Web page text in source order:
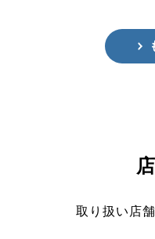
取り扱い店